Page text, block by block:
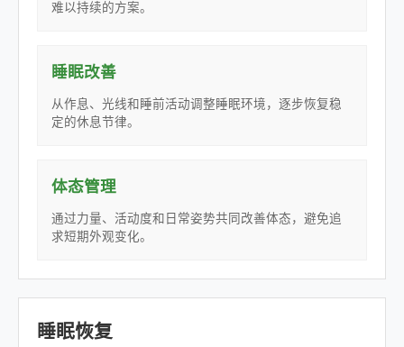
难以持续的方案。
睡眠改善
从作息、光线和睡前活动调整睡眠环境，逐步恢复稳
定的休息节律。
体态管理
通过力量、活动度和日常姿势共同改善体态，避免追
求短期外观变化。
睡眠恢复